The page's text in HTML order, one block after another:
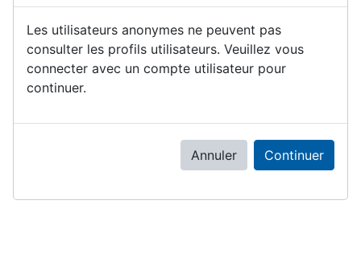
Les utilisateurs anonymes ne peuvent pas
consulter les profils utilisateurs. Veuillez vous
connecter avec un compte utilisateur pour
continuer.
Annuler Continuer